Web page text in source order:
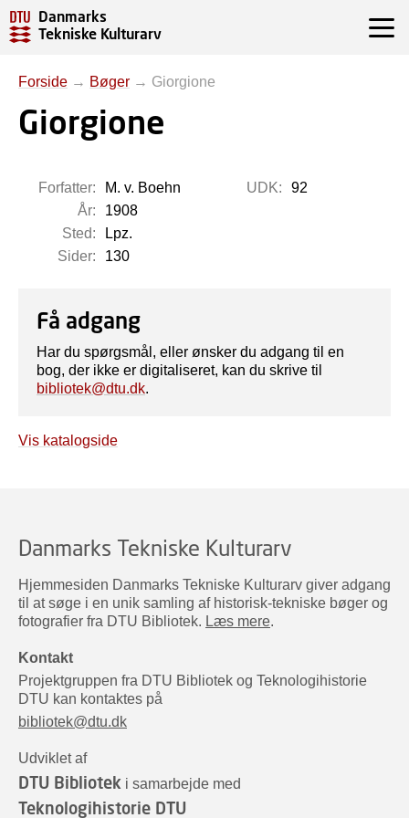
Danmarks
Tekniske Kulturarv
Forside → Bøger → Giorgione
Giorgione
Forfatter:
M. v. Boehn
År:
1908
Sted:
Lpz.
Sider:
130
UDK: 92
Få adgang
Har du spørgsmål, eller ønsker du adgang til en
bog, der ikke er digitaliseret, kan du skrive til
bibliotek@dtu.dk.
Vis katalogside
Danmarks Tekniske Kulturarv
Hjemmesiden Danmarks Tekniske Kulturarv giver adgang
til at søge i en unik samling af historisk-tekniske bøger og
fotografier fra DTU Bibliotek. Læs mere.
Kontakt
Projektgruppen fra DTU Bibliotek og Teknologihistorie
DTU kan kontaktes på
bibliotek@dtu.dk
Udviklet af
DTU Bibliotek i samarbejde med
Teknologihistorie DTU